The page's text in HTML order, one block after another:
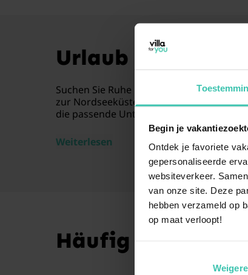
Begin je
Ontdek je favoriete
gepersonaliseerde
websiteverkeer.
van onze site. Deze
hebben verzameld op
op maat verloopt!
Urlaub in
Suchen Sie Ruhe und Gemütlichkeit in
zur Nordseeküste. Ob Sie in einer
die passende Unterkunft für eine
Weiterlesen
Häufig gestellte